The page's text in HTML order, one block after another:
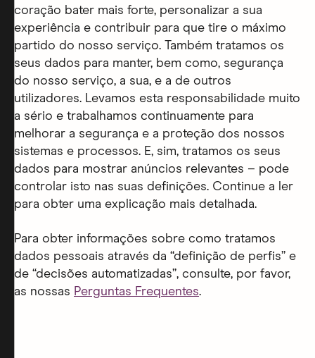
coração bater mais forte, personalizar a sua
experiência e contribuir para que tire o máximo
partido do nosso serviço. Também tratamos os
seus dados para manter, bem como, segurança
do nosso serviço, a sua, e a de outros
utilizadores. Levamos esta responsabilidade muito
a sério e trabalhamos continuamente para
melhorar a segurança e a proteção dos nossos
sistemas e processos. E, sim, tratamos os seus
dados para mostrar anúncios relevantes – pode
controlar isto nas suas definições. Continue a ler
para obter uma explicação mais detalhada.
Para obter informações sobre como tratamos
dados pessoais através da “definição de perfis” e
de “decisões automatizadas”, consulte, por favor,
as nossas Perguntas Frequentes.